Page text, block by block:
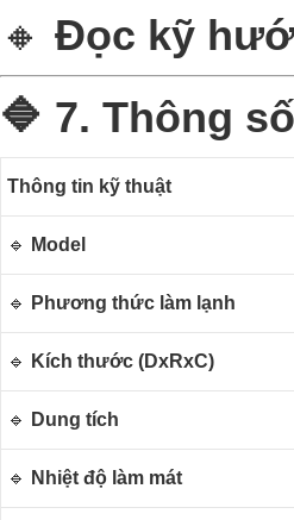
🔸 Đọc kỹ
🔷 7. Thông
Thông tin kỹ thuật
🔹 Model
🔹 Phương thức làm lạnh
🔹 Kích thước (DxRxC)
🔹 Dung tích
🔹 Nhiệt độ làm mát